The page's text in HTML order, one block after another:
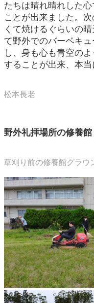
たちは晴れ晴れした
ことが出来ました。
くて焼けるぐらいの
て野外でのバーベキ
し、身も心も青空の
することが出来、本当
松本長老
野外礼拝場所の修養館
草刈り前の修養館グラウ